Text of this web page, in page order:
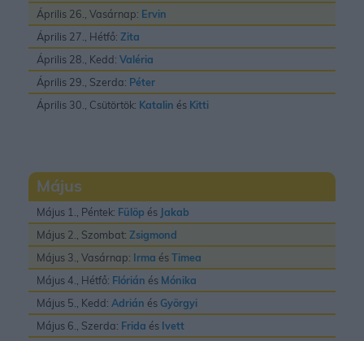
Április 26., Vasárnap: Ervin
Április 27., Hétfő: Zita
Április 28., Kedd: Valéria
Április 29., Szerda: Péter
Április 30., Csütörtök: Katalin és Kitti
Május
Május 1., Péntek: Fülöp és Jakab
Május 2., Szombat: Zsigmond
Május 3., Vasárnap: Irma ésTimea
Május 4., Hétfő: Flórián és Mónika
Május 5., Kedd: Adrián és Györgyi
Május 6., Szerda: Frida és Ivett